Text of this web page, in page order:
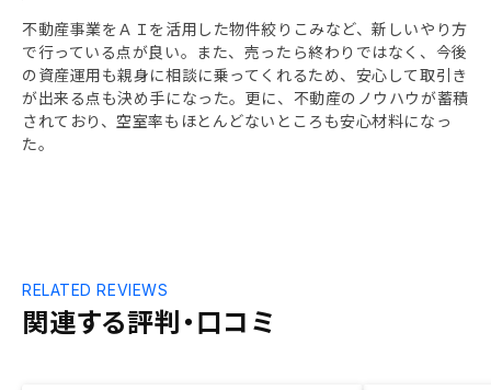
不動産事業をＡＩを活用した物件絞りこみなど、新しいやり方
で行っている点が良い。また、売ったら終わりではなく、今後
の資産運用も親身に相談に乗ってくれるため、安心して取引き
が出来る点も決め手になった。更に、不動産のノウハウが蓄積
されており、空室率もほとんどないところも安心材料になっ
た。
関連する評判・口コミ
RELATED REVIEWS